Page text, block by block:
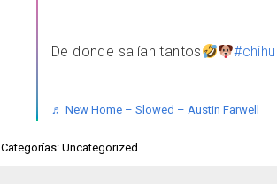
De donde salían tantos
♬ New Home – Slowed – Austin Farwell
Categorías: Uncategorized